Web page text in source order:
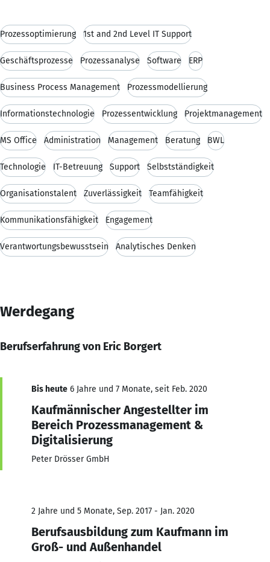
Prozessoptimierung 1st and 2nd Level IT Support
Geschäftsprozesse Prozessanalyse Software ERP
Business Process Management Prozessmodellierung
Informationstechnologie Prozessentwicklung Projektmanagement
MS Office Administration Management Beratung BWL
Technologie IT-Betreuung Support Selbstständigkeit
Organisationstalent Zuverlässigkeit Teamfähigkeit
Kommunikationsfähigkeit Engagement
Verantwortungsbewusstsein Analytisches Denken
Werdegang
Berufserfahrung von Eric Borgert
Bis heute 6 Jahre und 7 Monate, seit Feb. 2020
Kaufmännischer Angestellter im
Bereich Prozessmanagement &
Digitalisierung
Peter Drösser GmbH
2 Jahre und 5 Monate, Sep. 2017 - Jan. 2020
Berufsausbildung zum Kaufmann im
Groß- und Außenhandel